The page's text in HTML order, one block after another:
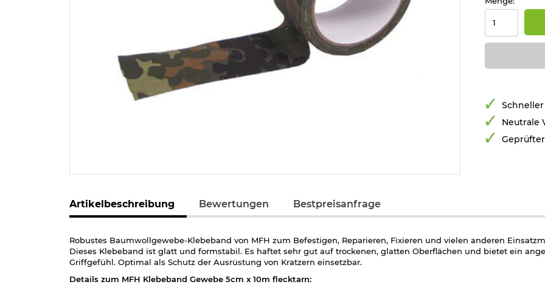
Neutrale
Artikelbeschreibung Bewertungen Bestpreisanfrage
Robustes Baumwollgewebe-Klebeband von MFH zum Befestigen, Reparieren, Fixieren und vielen anderen
Dieses Klebeband ist glatt und formstabil. Es haftet sehr gut auf trockenen, glatten Oberflächen und bietet ein
Griffgefühl. Optimal als Schutz der Ausrüstung von Kratzern einsetzbar.
Details zum MFH Klebeband Gewebe 5cm x 10m flecktarn: